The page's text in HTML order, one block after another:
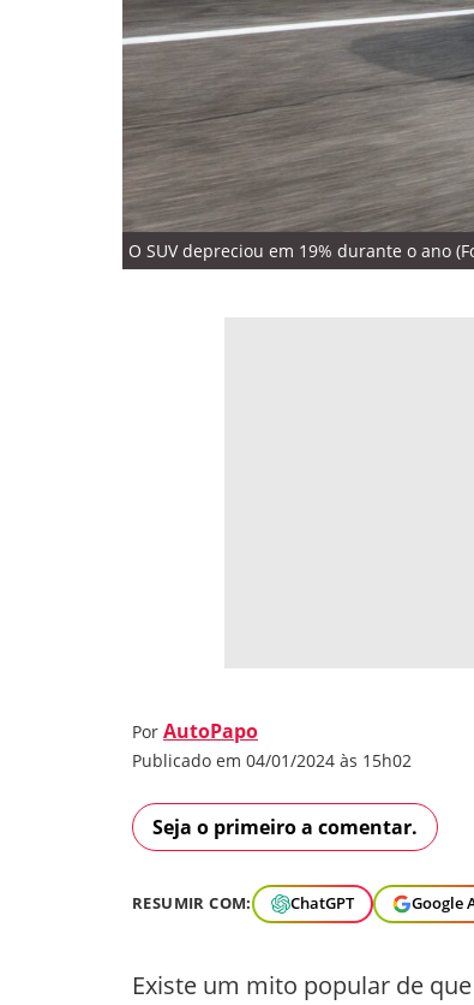
O SUV depreciou em 19% durante o ano
Por AutoPapo
Publicado em 04/01/2024 às 15h02
Seja o primeiro a comentar.
RESUMIR COM: ChatGPT Google
Existe um mito popular de